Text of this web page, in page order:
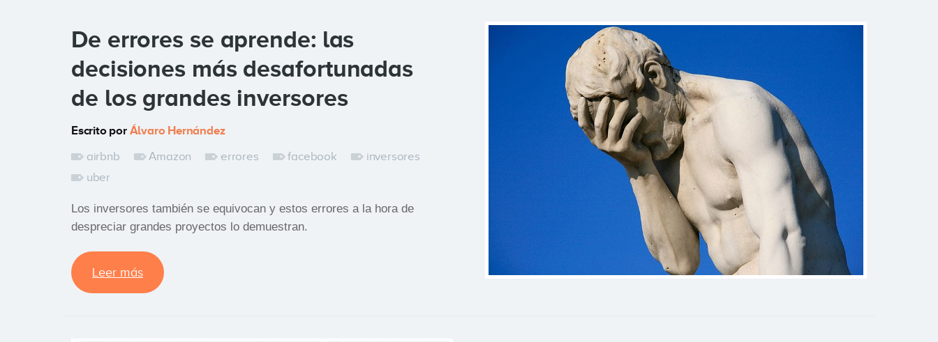
De errores se aprende: las
decisiones más desafortunadas
de los grandes inversores
Escrito por Álvaro Hernández
airbnb
Amazon errores facebook
inversores
uber
Los inversores también se equivocan y estos errores a la hora de
despreciar grandes proyectos lo demuestran.
Leer más